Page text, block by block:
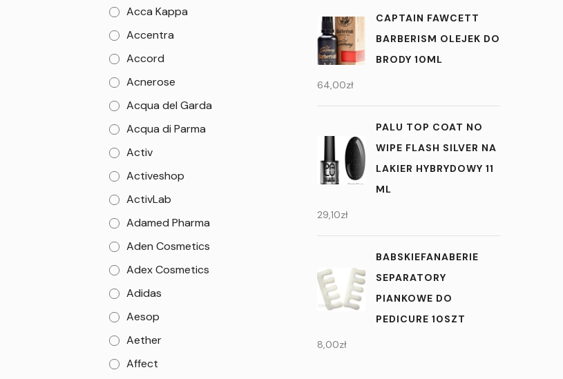
Acca Kappa
Accentra
Accord
Acnerose
Acqua del Garda
Acqua di Parma
Activ
Activeshop
ActivLab
Adamed Pharma
Aden Cosmetics
Adex Cosmetics
Adidas
Aesop
Aether
Affect
CAPTAIN FAWCETT
BARBERISM OLEJEK DO
BRODY 10ML
64,00zł
PALU TOP COAT NO
WIPE FLASH SILVER NA
LAKIER HYBRYDOWY 11
ML
29,10zł
BABSKIEFANABERIE
SEPARATORY
PIANKOWE DO
PEDICURE 10SZT
8,00zł